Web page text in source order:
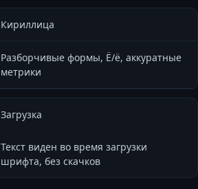
Кириллица
Разборчивые формы, Ё/ё, аккуратные
метрики
Загрузка
Текст виден во время загрузки
шрифта, без скачков